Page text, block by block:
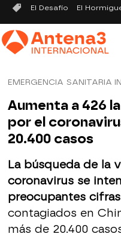
El Desafío El
EMERGENCIA SANITARIA
Aumenta a 426
por el
20.400 casos
La búsqueda de la
coronavirus se
preocupantes cifras
contagiados en
más de 20.400